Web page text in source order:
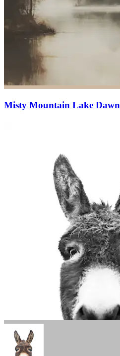
Misty Mountain Lake Dawn